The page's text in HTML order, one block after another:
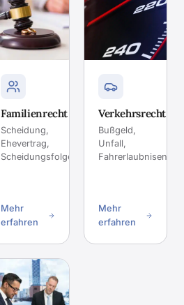
Familienrecht
Scheidung,
Ehevertrag,
Scheidungsfolgenvereinbarung.
Mehr
erfahren
Verkehrsrecht
Bußgeld,
Unfall,
Mehr
erfahren